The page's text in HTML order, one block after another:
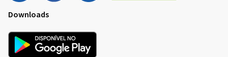
Downloads